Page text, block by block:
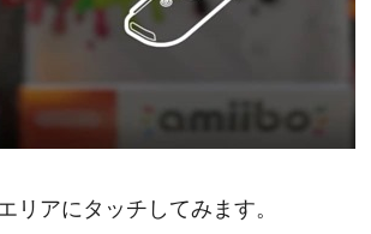
リアにタッチしてみます。